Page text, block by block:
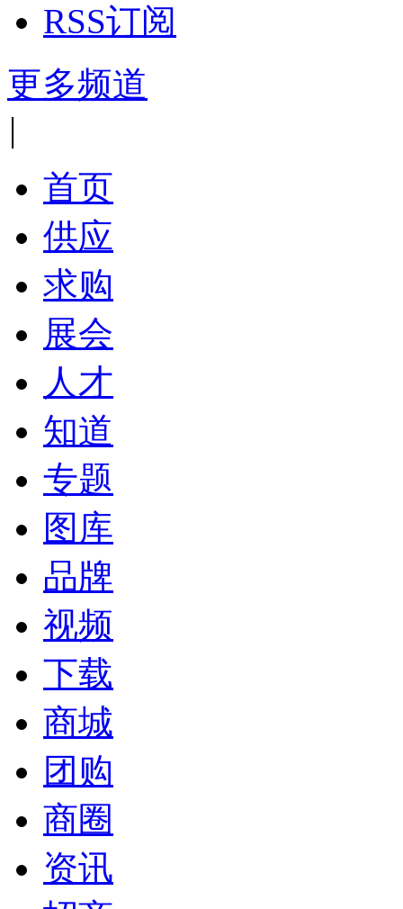
RSS订阅
更多频道
|
首页
供应
求购
展会
人才
知道
专题
图库
品牌
视频
下载
商城
团购
商圈
资讯